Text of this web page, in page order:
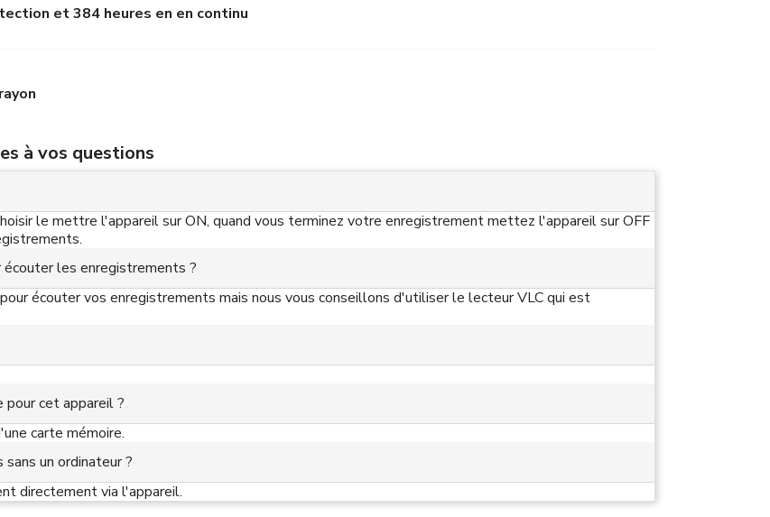
et 384 heures en en continu
à vos questions
le mettre l'appareil sur ON, quand vous terminez votre enregistrement mettez l'appareil sur OFF
écouter les enregistrements ?
écouter vos enregistrements mais nous vous conseillons d'utiliser le lecteur VLC qui est
pour cet appareil ?
carte mémoire.
un ordinateur ?
directement via l'appareil.